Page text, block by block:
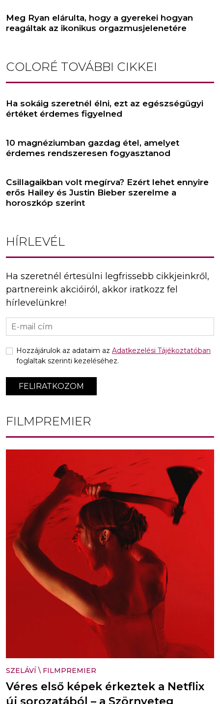
Meg Ryan elárulta, hogy a gyerekei hogyan
reagáltak az ikonikus orgazmusjelenetére
COLORÉ TOVÁBBI CIKKEI
Ha sokáig szeretnél élni, ezt az egészségügyi
értéket érdemes figyelned
10 magnéziumban gazdag étel, amelyet
érdemes rendszeresen fogyasztanod
Csillagaikban volt megírva? Ezért lehet ennyire
erős Hailey és Justin Bieber szerelme a
horoszkóp szerint
HÍRLEVÉL
Ha szeretnél értesülni legfrissebb cikkjeinkről,
partnereink akcióiról, akkor iratkozz fel
hírlevelünkre!
FELIRATKOZOM
Hozzájárulok az adataim az Adatkezelési Tájékoztatóban
foglaltak szerinti kezeléséhez.
FILMPREMIER
SZELÁVÍ \ FILMPREMIER
Véres első képek érkeztek a Netflix